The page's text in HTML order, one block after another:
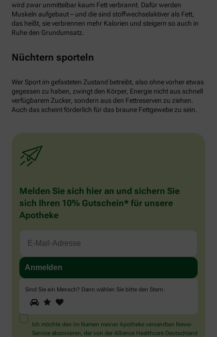
wird zwar unmittelbar kaum Fett verbrannt. Dafür werden
Muskeln aufgebaut – und die sind stoffwechselaktiver als Fett,
das heißt, sie verbrennen mehr Kalorien und steigern so auch in
Ruhe den Grundumsatz.
Nüchtern sporteln
Wer Sport im gefasteten Zustand betreibt, also ohne vorher etwas
gegessen zu haben, zwingt den Körper, Energie nicht aus schnell
verfügbarem Zucker, sondern aus den Fettreserven zu ziehen.
Auch das scheint förderlich für das braune Fettgewebe zu sein.
Melden Sie sich hier an und sichern Sie
sich Ihren 10% Gutschein* für unsere
Apotheke
Sind Sie ein Mensch? Dann wählen Sie bitte den Stern
Sie
ein
Mensch?
Dann
1 2
Ich möchte den im Namen meiner Apotheke versandten News-
Service abonnieren, der von der Alliance Healthcare Deutschland